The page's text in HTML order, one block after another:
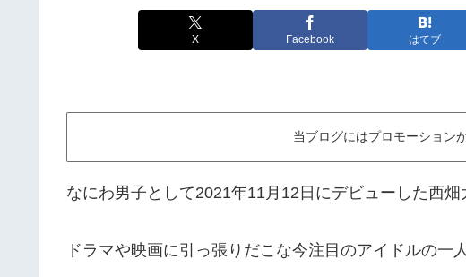
X Facebook はてブ
当ブログにはプロモーション
なにわ男子として2021年11月12日にデビューした西畑
ドラマや映画に引っ張りだこな今注目のアイドルの一